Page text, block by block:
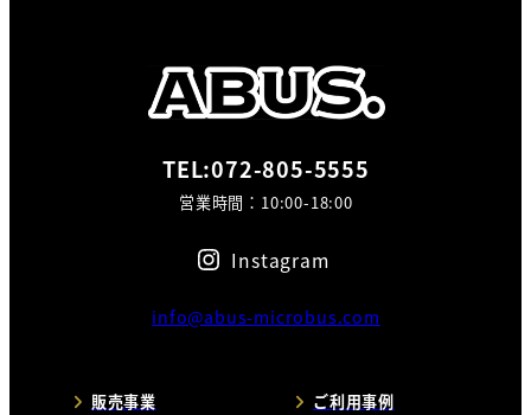
TEL:072-805-5555
営業時間：10:00-18:00
Instagram
info@abus-microbus.com
販売事業 ご利用事例